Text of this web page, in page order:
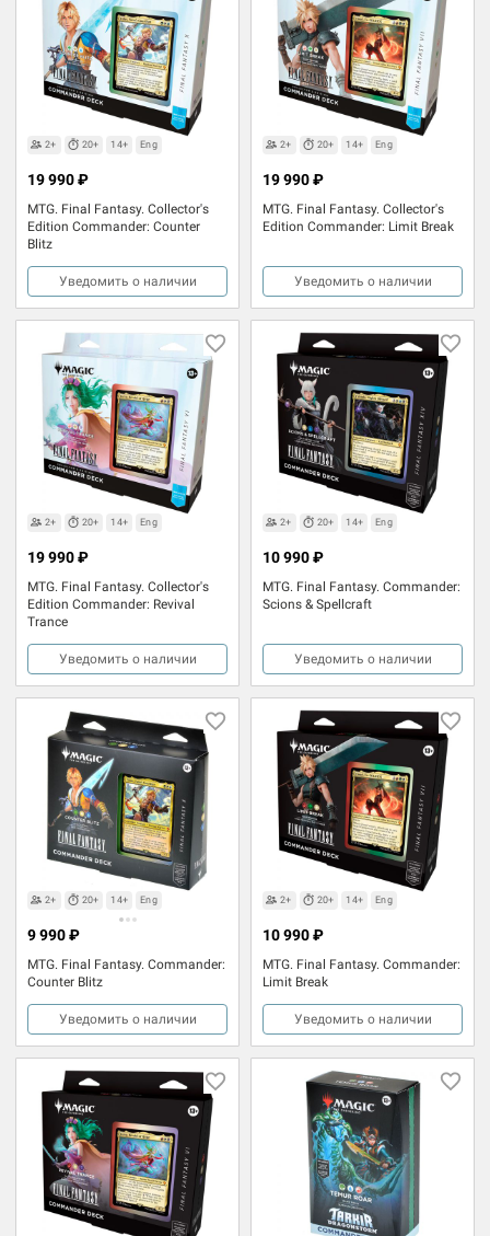
2+ 20+ 14+ Eng
MTG. Final Fantasy. Collector's
Edition Commander: Counter
Blitz
19 990 ₽
Уведомить о наличии
2+ 20+ 14+ Eng
MTG. Final Fantasy. Collector's
Edition Commander: Limit Break
19 990 ₽
Уведомить о наличии
2+ 20+ 14+ Eng
MTG. Final Fantasy. Collector's
Edition Commander: Revival
Trance
19 990 ₽
Уведомить о наличии
2+ 20+ 14+ Eng
MTG. Final Fantasy. Commander:
Scions & Spellcraft
10 990 ₽
Уведомить о наличии
2+ 20+ 14+ Eng
MTG. Final Fantasy. Commander:
Counter Blitz
9 990 ₽
Уведомить о наличии
2+ 20+ 14+ Eng
MTG. Final Fantasy. Commander:
Limit Break
10 990 ₽
Уведомить о наличии